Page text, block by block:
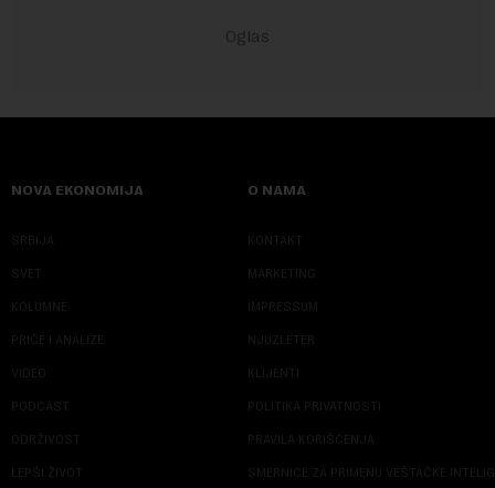
NOVA EKONOMIJA
SRBIJA
SVET
KOLUMNE
PRIČE I ANALIZE
VIDEO
PODCAST
ODRŽIVOST
LEPŠI ŽIVOT
O NAMA
KONTAKT
MARKETING
IMPRESSUM
NJUZLETER
KLIJENTI
POLITIKA PRIVATNOSTI
PRAVILA KORIŠĆENJA
SMERNICE ZA PRIMENU VEŠTAČKE